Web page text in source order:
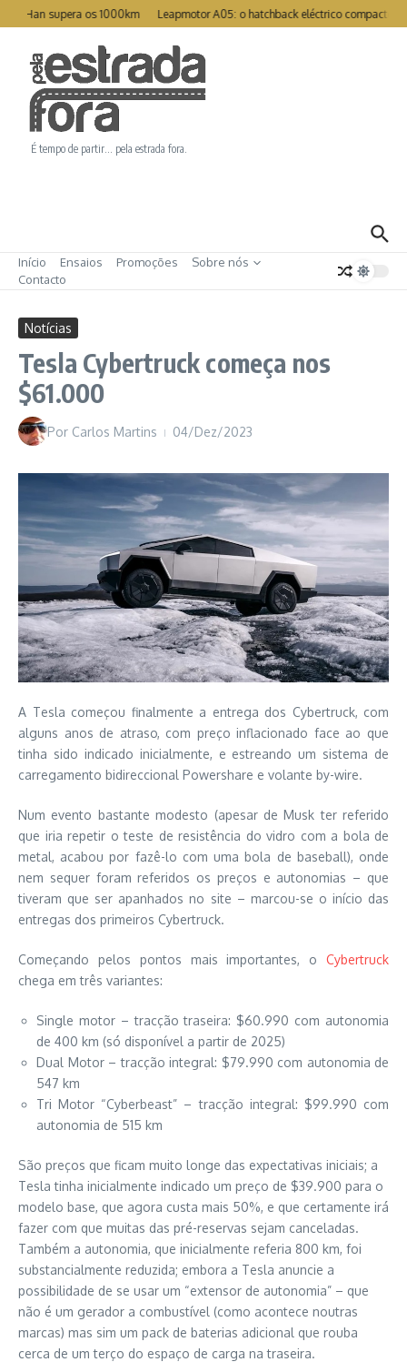
Ir para o conteúdo
Han supera os 1000km Leapmotor A05: o hatchback eléctrico compacto
É tempo de partir… pela estrada fora.
Início Ensaios Promoções
Sobre nós
Contacto
Notícias
Tesla Cybertruck começa nos
$61.000
Por Carlos Martins 04/Dez/2023
A Tesla começou finalmente a entrega dos Cybertruck, com
alguns anos de atraso, com preço inflacionado face ao que
tinha sido indicado inicialmente, e estreando um sistema de
carregamento bidireccional Powershare e volante by-wire.
Num evento bastante modesto (apesar de Musk ter referido
que iria repetir o teste de resistência do vidro com a bola de
metal, acabou por fazê-lo com uma bola de baseball), onde
nem sequer foram referidos os preços e autonomias – que
tiveram que ser apanhados no site – marcou-se o início das
entregas dos primeiros Cybertruck.
Começando pelos pontos mais importantes, o Cybertruck
chega em três variantes:
Single motor – tracção traseira: $60.990 com autonomia
de 400 km (só disponível a partir de 2025)
Dual Motor – tracção integral: $79.990 com autonomia de
547 km
Tri Motor “Cyberbeast” – tracção integral: $99.990 com
autonomia de 515 km
São preços que ficam muito longe das expectativas iniciais; a
Tesla tinha inicialmente indicado um preço de $39.900 para o
modelo base, que agora custa mais 50%, e que certamente irá
fazer com que muitas das pré-reservas sejam canceladas.
Também a autonomia, que inicialmente referia 800 km, foi
substancialmente reduzida; embora a Tesla anuncie a
possibilidade de se usar um “extensor de autonomia” – que
não é um gerador a combustível (como acontece noutras
marcas) mas sim um pack de baterias adicional que rouba
cerca de um terço do espaço de carga na traseira.